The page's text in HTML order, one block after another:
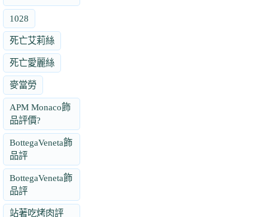
1028
死亡艾莉絲
死亡愛麗絲
麥當勞
APM Monaco飾
品評價?
BottegaVeneta飾
品評
BottegaVeneta飾
品評
站著吃烤肉評